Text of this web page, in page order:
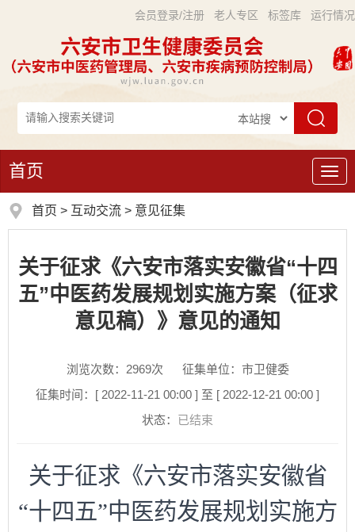
会员登录/注册 老人专区 标签库 运行情况
导
首页
首页 > 互动交流 > 意见征集
关于征求《六安市落实安徽省“十四
五”中医药发展规划实施方案（征求
意见稿）》意见的通知
浏览次数： 2969次
征集单位：市卫健委
征集时间：[ 2022-11-21 00:00 ] 至 [ 2022-12-21 00:00 ]
状态： 已结束
关于征求《六安市落实安徽省
“十四五”中医药发展规划实施方